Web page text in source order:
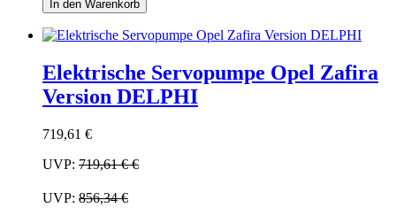
In den Warenkorb
Elektrische Servopumpe Opel Zafira
Version DELPHI
719,61 €
UVP: 719,61 €€
UVP: 856,34 €